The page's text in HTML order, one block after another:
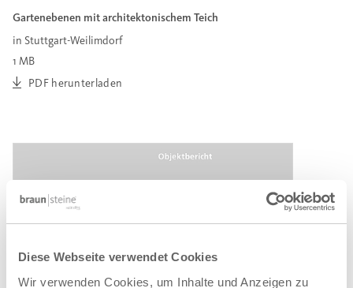
Diese Webseite verwendet Cookies
Wir verwenden Cookies, um Inhalte und Anzeigen zu
Gartenebenen mit architektonischem Teich
in Stuttgart-Weilimdorf
1 MB
PDF herunterladen